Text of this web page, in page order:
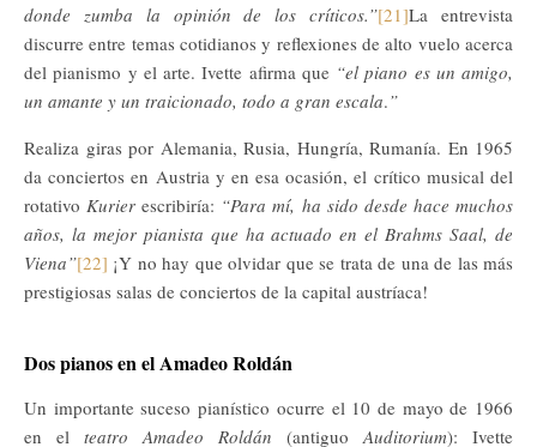
donde zumba la opinión de los críticos.”[21]La entrevista
discurre entre temas cotidianos y reflexiones de alto vuelo acerca
del pianismo y el arte. Ivette afirma que “el piano es un amigo,
un amante y un traicionado, todo a gran escala.”
Realiza giras por Alemania, Rusia, Hungría, Rumanía. En 1965
da conciertos en Austria y en esa ocasión, el crítico musical del
rotativo Kurierescribiría: “Para mí, ha sido desde hace muchos
años, la mejor pianista que ha actuado en el Brahms Saal, de
Viena”[22] ¡Y no hay que olvidar que se trata de una de las más
prestigiosas salas de conciertos de la capital austríaca!
Dos pianos en el Amadeo Roldán
Un importante suceso pianístico ocurre el 10 de mayo de 1966
en el teatro Amadeo Roldán (antiguo Auditorium): Ivette